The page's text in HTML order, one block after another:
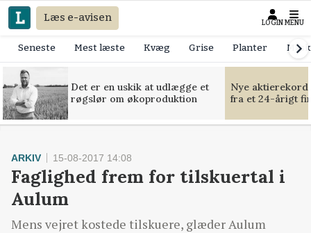
Læs e-avisen LOGIN MENU
Seneste Mest læste Kvæg Grise Planter
Det er en uskik at udlægge et
røgslør om økoproduktion
Nye
fra et 24-årigt
ARKIV 15-08-2017 14:08
Faglighed frem for tilskuertal i
Aulum
Mens vejret kostede tilskuere, glæder Aulum